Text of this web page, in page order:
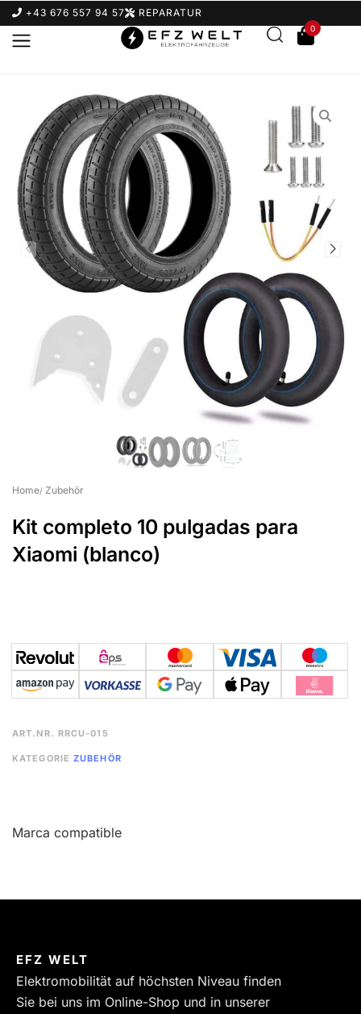
+43 676 557 94 57 REPARATUR
Suchbegriff eingeben & Enter klicken
0
Home Zubehör
Kit completo 10 pulgadas para
Xiaomi (blanco)
ART.NR. RRCU-015
KATEGORIE ZUBEHÖR
Marca compatible
EFZ WELT
Elektromobilität auf höchsten Niveau finden
Sie bei uns im Online-Shop und in unserer